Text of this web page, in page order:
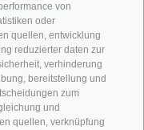
von
oder
quellen, entwicklung
reduzierter daten zur
verhinderung
bereitstellung und
zum
und
quellen, verknüpfung
UNS